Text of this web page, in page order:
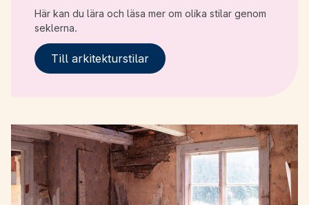
Här kan du lära och läsa mer om olika stilar genom
seklerna.
Till arkitekturstilar